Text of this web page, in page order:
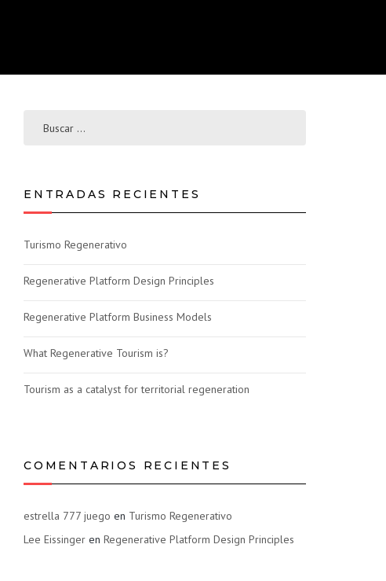
ENTRADAS RECIENTES
Turismo Regenerativo
Regenerative Platform Design Principles
Regenerative Platform Business Models
What Regenerative Tourism is?
Tourism as a catalyst for territorial regeneration
COMENTARIOS RECIENTES
estrella 777 juego en Turismo Regenerativo
Lee Eissinger en Regenerative Platform Design Principles